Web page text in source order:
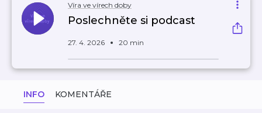
Víra ve vírech doby
Poslechněte si podcast
27. 4. 2026 20 min
INFO KOMENTÁŘE